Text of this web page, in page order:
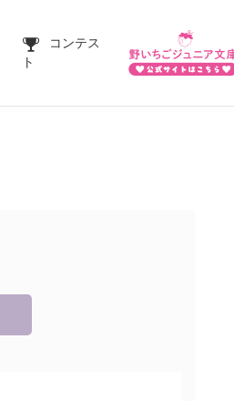
コンテス
ト